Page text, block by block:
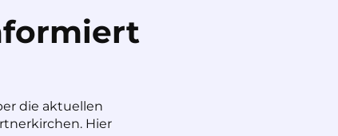
die aktuellen
Hier